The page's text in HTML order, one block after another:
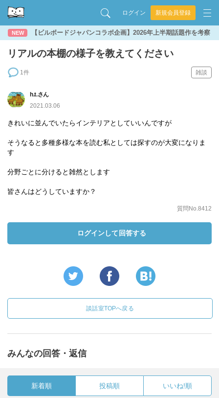
ログイン 新規会員登録
NEW 【ビルボードジャパンコラボ企画】2026年上半期話題作を考察
リアルの本棚の様子を教えてください
1件 雑談
h.t.さん
2021.03.06
きれいに並んでいたらインテリアとしていいんですが
そうなると多種多様な本を読む私としては探すのが大変になりま
す
分野ごとに分けると雑然とします
皆さんはどうしていますか？
質問No.8412
ログインして回答する
談話室TOPへ戻る
みんなの回答・返信
新着順 投稿順 いいね!順